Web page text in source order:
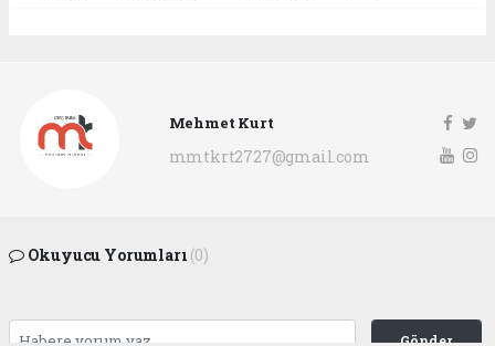
Mehmet Kurt
mmtkrt2727@gmail.com
Okuyucu Yorumları (0)
Gönder